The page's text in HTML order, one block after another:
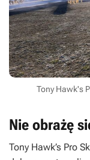
Tony Hawk's
Nie obrażę
Tony Hawk’s Pro